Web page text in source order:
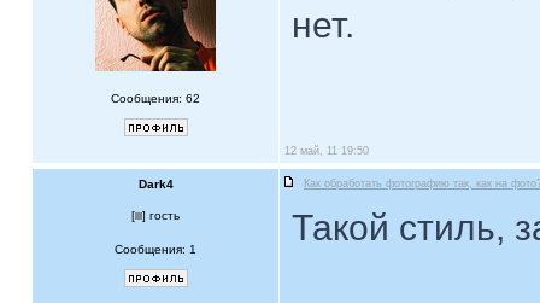
Сообщения: 62
нет.
12 май, 11 19:50
Dark4 Как обработать фотографию так, как на
[ ] гость
Сообщения: 1
Такой стиль,